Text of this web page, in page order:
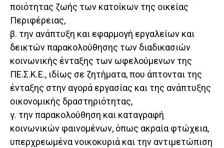
ποιότητας ζωής των κατοίκων της οικείας
Περιφέρειας,
β. την ανάπτυξη και εφαρμογή εργαλείων και
δεικτών παρακολούθησης των διαδικασιών
κοινωνικής ένταξης των ωφελούμενων της
ΠΕ.Σ.Κ.Ε., ιδίως σε ζητήματα, που άπτονται της
ένταξης στην αγορά εργασίας και της ανάπτυξης
οικονομικής δραστηριότητας,
γ. την παρακολούθηση και καταγραφή
κοινωνικών φαινομένων, όπως ακραία φτώχεια,
υπερχρεωμένα νοικοκυριά και την αντιμετώπιση